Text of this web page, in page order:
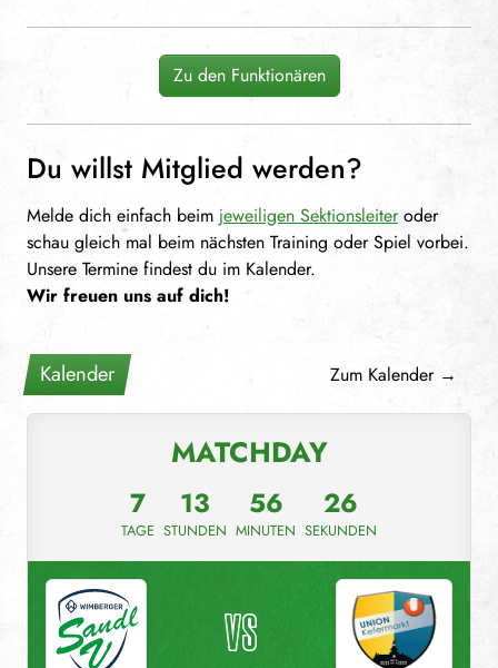
Zu den Funktionären
Du willst Mitglied werden?
Melde dich einfach beim jeweiligen Sektionsleiteroder
schau gleich mal beim nächsten Training oder Spiel vorbei.
Unsere Termine findest du im Kalender.
Wir freuen uns auf dich!
Kalender Zum Kalender →
MATCHDAY
7
TAGE
13
STUNDEN
56
MINUTEN
26
SEKUNDEN
VS